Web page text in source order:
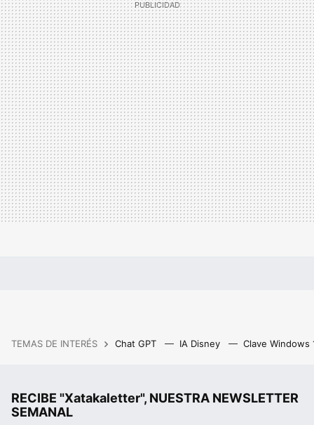
TEMAS DE INTERÉS Chat GPT IA Disney Clave Windows
RECIBE "Xatakaletter", NUESTRA NEWSLETTER
SEMANAL